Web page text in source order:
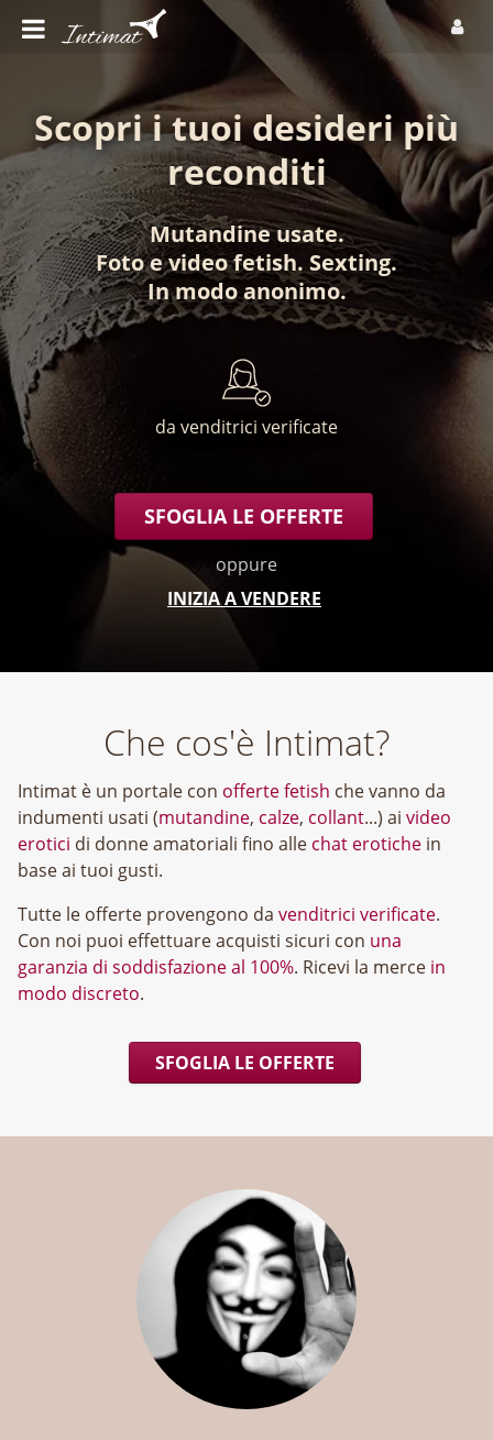
Scopri i tuoi desideri più
reconditi
Mutandine usate.
Fotoevideo fetish. Sexting.
In modo anonimo.
da venditrici verificate
SFOGLIA LE OFFERTE
oppure
INIZIA A VENDERE
Che cos'è Intimat?
Intimat è un portale con offerte fetish che vanno da
indumenti usati (mutandine, calze, collant...) ai video
erotici di donne amatoriali fino alle chat erotiche in
base ai tuoi gusti.
Tutte le offerte provengono da venditrici verificate.
Con noi puoi effettuare acquisti sicuri con una
garanzia di soddisfazione al 100%. Ricevi la merce in
modo discreto.
SFOGLIA LE OFFERTE